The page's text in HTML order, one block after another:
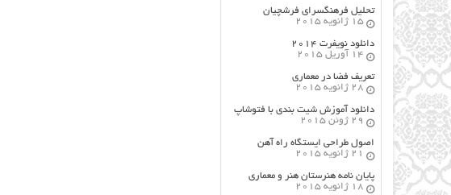
تحلیل فرهنگسرای فرشچیان
15 ژانویه 2015
دانلود نویفرت ۲۰۱۴
14 آوریل 2015
تعریف فضا در معماری
28 ژانویه 2015
دانلود آموزش شیت بندی با فتوشاپ
29 ژوئن 2015
اصول طراحي ایستگاه راه آهن
21 ژانویه 2015
پایان نامه هنرستان هنر و معماري
18 ژانویه 2015